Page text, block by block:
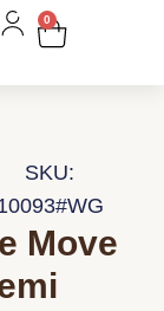
0
SKU:
Move